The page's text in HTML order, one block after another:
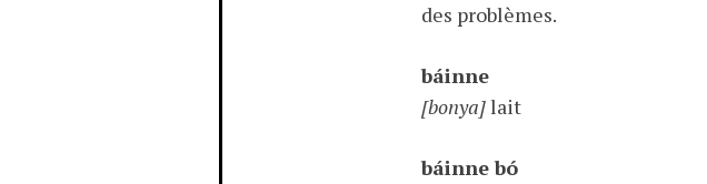
des problèmes.
báinne
[bonya]lait
báinne bó